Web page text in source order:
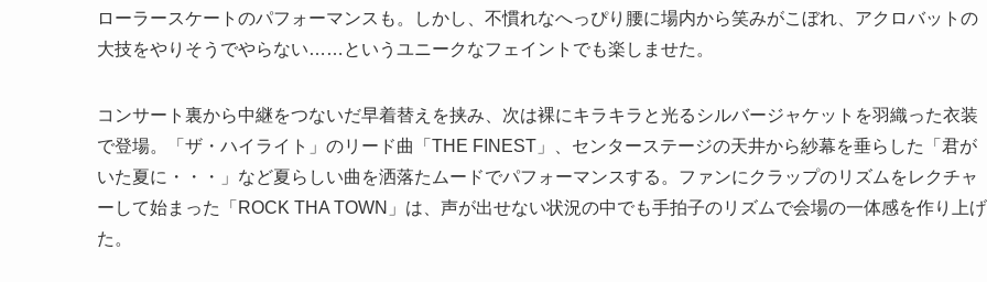
ローラースケートのパフォーマンスも。しかし、不慣れなへっぴり腰に場内から笑みがこぼれ、アクロバットの
大技をやりそうでやらない……というユニークなフェイントでも楽しませた。
コンサート裏から中継をつないだ早着替えを挟み、次は裸にキラキラと光るシルバージャケットを羽織った衣装
で登場。「ザ・ハイライト」のリード曲「THE FINEST」、センターステージの天井から紗幕を垂らした「君が
いた夏に・・・」など夏らしい曲を洒落たムードでパフォーマンスする。ファンにクラップのリズムをレクチャ
ーして始まった「ROCK THA TOWN」は、声が出せない状況の中でも手拍子のリズムで会場の一体感を作り上げ
た。